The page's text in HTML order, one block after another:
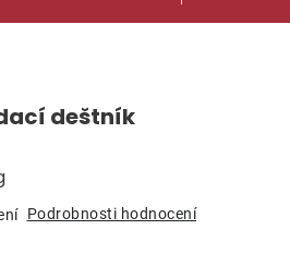
deštník
Podrobnosti hodnocení